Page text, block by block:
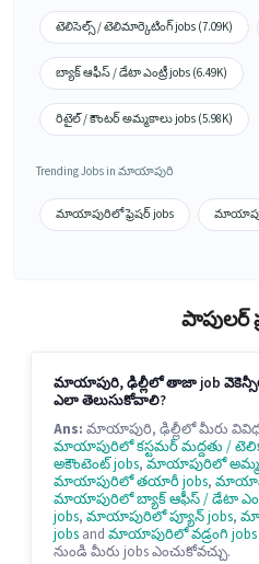
టెలిసెల్స్ / టెలిమార్కెటింగ్ jobs (7.09K)
బ్యాక్ ఆఫీస్ / డేటా ఎంట్రీ jobs (6.49K)
రిటైల్ / కౌంటర్ అమ్మకాలు jobs (5.98K)
Trending Jobs in మాయాపురి
మాయాపురిలో ఫ్రెషర్ jobs
పాపులర్
మాయాపురి, ఢిల్లీలో తాజా job
ఎలా తెలుసుకోవాలి?
Ans: మాయాపురి, ఢిల్లీలో మీరు వివిధ
మాయాపురిలో కస్టమర్ మద్దతు /
అకౌంటెంట్ jobs, మాయాపురిలో
మాయాపురిలో తయారీ jobs,
మాయాపురిలో బ్యాక్ ఆఫీస్ / డేటా
jobs, మాయాపురిలో ప్యూన్ jobs,
jobs and మాయాపురిలో వడ్రంగి jobs
నుండి మీరు jobs ఎంచుకోవచ్చు.